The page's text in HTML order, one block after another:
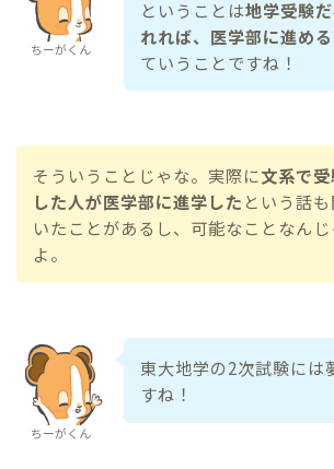
ちーがくん
ということは地学受験
れれば、医学部に進め
ていうことですね！
そういうことじゃな。実際に文系で
した人が医学部に進学した という話
いたことがあるし、可能なことなんじ
よ。
ちーがくん
東大地学の2次試験には
すね！